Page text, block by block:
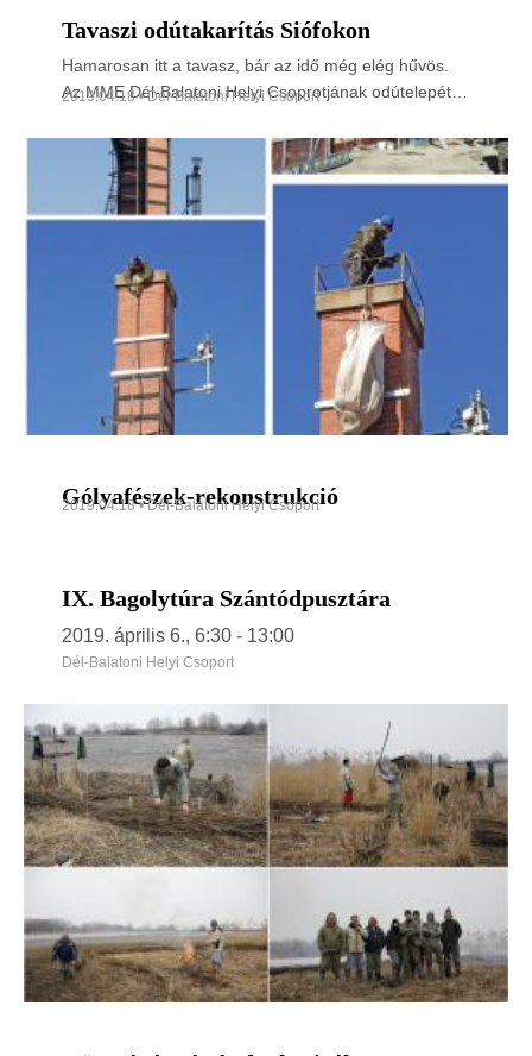
Tavaszi odútakarítás Siófokon
Hamarosan itt a tavasz, bár az idő még elég hűvös.
Az MME Dél-Balatoni Helyi Csoprotjának odútelepét
2019.04.18 • Dél-Balatoni Helyi Csoport
Gólyafészek-rekonstrukció
2019.04.18 • Dél-Balatoni Helyi Csoport
IX. Bagolytúra Szántódpusztára
2019. április 6., 6:30 - 13:00
Dél-Balatoni Helyi Csoport